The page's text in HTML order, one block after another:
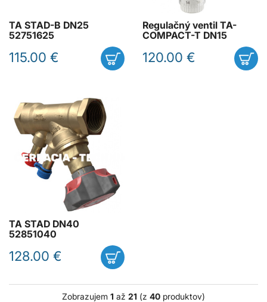
TA STAD-B DN25
52751625
115.00 €
Regulačný ventil TA-
COMPACT-T DN15
120.00 €
TA STAD DN40
52851040
128.00 €
Zobrazujem 1 až 21 (z 40 produktov)